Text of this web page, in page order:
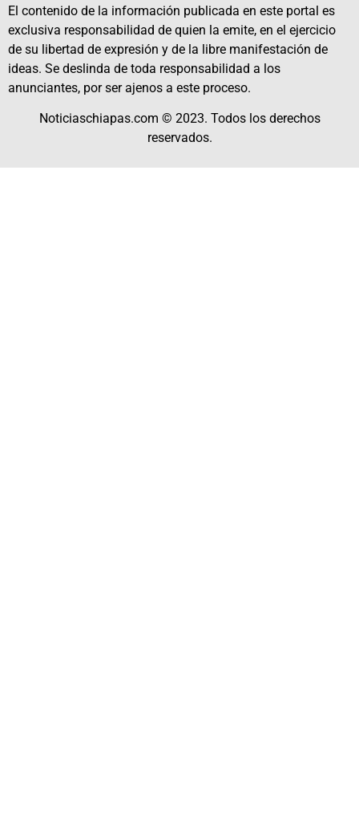
El contenido de la información publicada en este portal es
exclusiva responsabilidad de quien la emite, en el ejercicio
de su libertad de expresión y de la libre manifestación de
ideas. Se deslinda de toda responsabilidad a los
anunciantes, por ser ajenos a este proceso.
Noticiaschiapas.com © 2023. Todos los derechos
reservados.